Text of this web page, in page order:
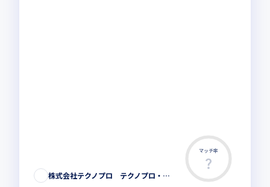
マッチ率
株式会社テクノプロ テクノプロ・エンジニアリング社